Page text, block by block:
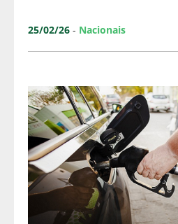
25/02/26 - Nacionais